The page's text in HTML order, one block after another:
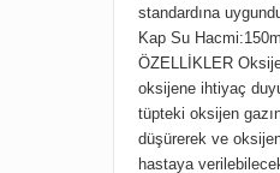
standardına
Kap Su
ÖZELLİKLER
oksijene ihtiyaç
tüpteki oksijen
düşürerek ve
hastaya